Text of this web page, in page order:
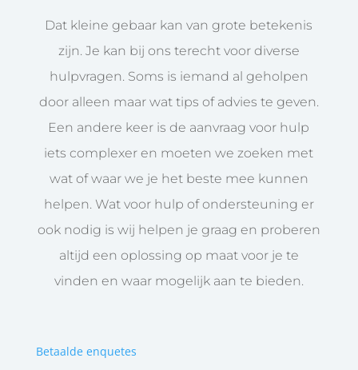
Dat kleine gebaar kan van grote betekenis
zijn. Je kan bij ons terecht voor diverse
hulpvragen. Soms is iemand al geholpen
door alleen maar wat tips of advies te geven.
Een andere keer is de aanvraag voor hulp
iets complexer en moeten we zoeken met
wat of waar we je het beste mee kunnen
helpen. Wat voor hulp of ondersteuning er
ook nodig is wij helpen je graag en proberen
altijd een oplossing op maat voor je te
vinden en waar mogelijk aan te bieden.
Betaalde enquetes